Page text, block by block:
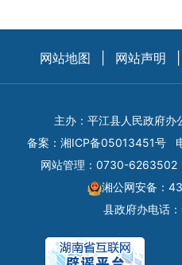
网站地图 网站声明
主办：平江县人民政府办
备案： 湘ICP备05013451号
网站管理：0730-6263502
湘公网安备：
县政府办电话